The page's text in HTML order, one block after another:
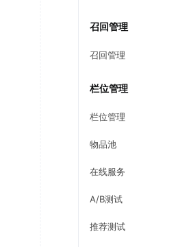
召回管理
召回管理
栏位管理
栏位管理
物品池
在线服务
A/B测试
推荐测试